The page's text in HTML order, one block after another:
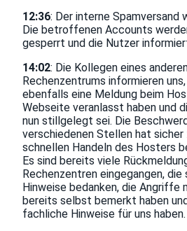
12:36: Der interne Spamversand
Die betroffenen Accounts
gesperrt und die Nutzer
14:02: Die Kollegen eines
Rechenzentrums informieren
ebenfalls eine Meldung beim
Webseite veranlasst haben und
nun stillgelegt sei. Die
verschiedenen Stellen hat sicher
schnellen Handeln des Hosters
Es sind bereits viele
Rechenzentren eingegangen, die
Hinweise bedanken, die Angriffe
bereits selbst bemerkt haben
fachliche Hinweise für uns haben.